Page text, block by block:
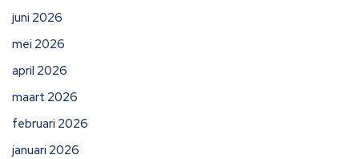
juni 2026
mei 2026
april 2026
maart 2026
februari 2026
januari 2026